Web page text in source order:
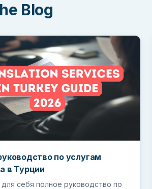
Blog
по услугам
в Турции
себя полное руководство по